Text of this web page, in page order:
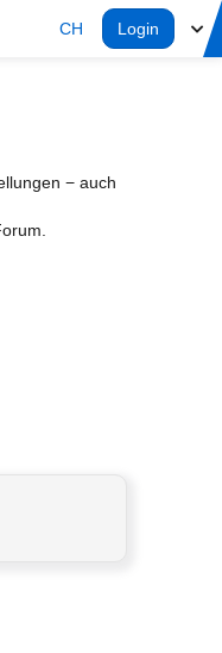
CH Login
− auch